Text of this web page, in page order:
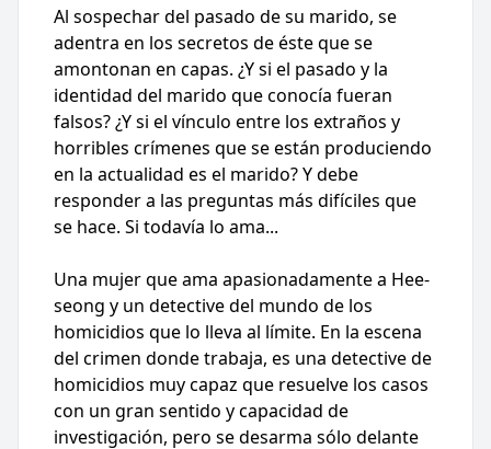
Al sospechar del pasado de su marido, se
adentra en los secretos de éste que se
amontonan en capas. ¿Y si el pasado y la
identidad del marido que conocía fueran
falsos? ¿Y si el vínculo entre los extraños y
horribles crímenes que se están produciendo
en la actualidad es el marido? Y debe
responder a las preguntas más difíciles que
se hace. Si todavía lo ama...
Una mujer que ama apasionadamente a Hee-
seong y un detective del mundo de los
homicidios que lo lleva al límite. En la escena
del crimen donde trabaja, es una detective de
homicidios muy capaz que resuelve los casos
con un gran sentido y capacidad de
investigación, pero se desarma sólo delante